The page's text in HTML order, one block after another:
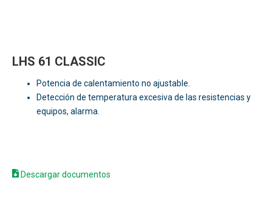
LHS 61 CLASSIC
Potencia de calentamiento no ajustable.
Detección de temperatura excesiva de las resistencias y
equipos, alarma.
Descargar documentos